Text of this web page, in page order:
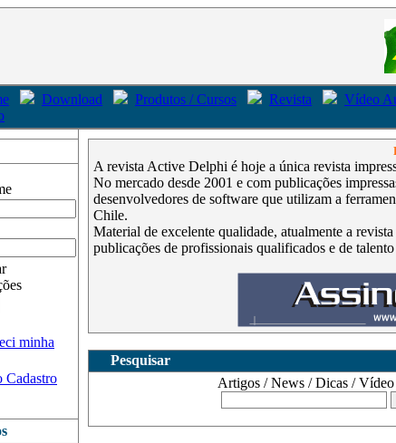
Download Produtos / Cursos Revista Vídeo
minha
Cadastro
A revista Active Delphi é hoje a única revista
No mercado desde 2001 e com publicações
desenvolvedores de software que utilizam a
Chile.
Material de excelente qualidade, atualmente a
publicações de profissionais qualificados e de
Pesquisar
Artigos / News / Dicas / Vídeo